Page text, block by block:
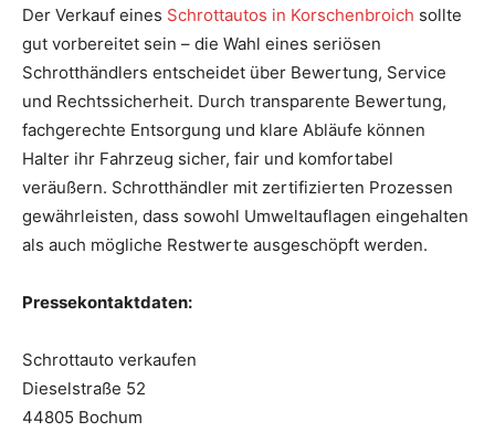
Der Verkauf eines Schrottautos in Korschenbroich sollte
gut vorbereitet sein – die Wahl eines seriösen
Schrotthändlers entscheidet über Bewertung, Service
und Rechtssicherheit. Durch transparente Bewertung,
fachgerechte Entsorgung und klare Abläufe können
Halter ihr Fahrzeug sicher, fair und komfortabel
veräußern. Schrotthändler mit zertifizierten Prozessen
gewährleisten, dass sowohl Umweltauflagen eingehalten
als auch mögliche Restwerte ausgeschöpft werden.
Pressekontaktdaten:
Schrottauto verkaufen
Dieselstraße 52
44805 Bochum